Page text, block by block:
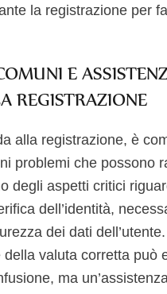
la registrazione per
E
REGISTRAZIONE
alla registrazione, è
problemi che possono
degli aspetti critici
dell’identità,
dei dati
della valuta corretta può
ma